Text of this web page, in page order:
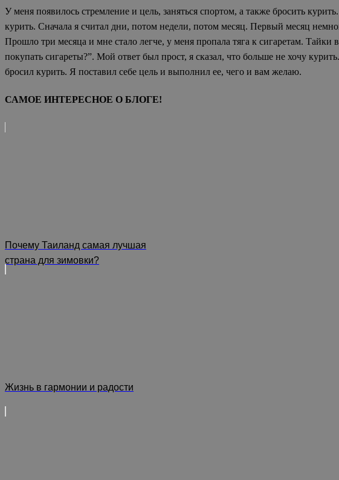
У меня появилось стремление и цель, заняться спортом, а также бросить
курить. Сначала я считал дни, потом недели, потом месяц. Первый месяц
Прошло три месяца и мне стало легче, у меня пропала тяга к сигаретам. Тайки в
покупать сигареты?”. Мой ответ был прост, я сказал, что больше не хочу
бросил курить. Я поставил себе цель и выполнил ее, чего и вам желаю.
САМОЕ ИНТЕРЕСНОЕ О БЛОГЕ!
Почему Таиланд самая лучшая
страна для зимовки?
Жизнь в гармонии и радости